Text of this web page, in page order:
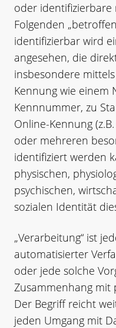
oder identifizierbare
Folgenden
identifizierbar wird
angesehen, die
insbesondere
Kennung wie einem
Kennnummer, zu
Online-Kennung
oder mehreren
identifiziert werden
physischen,
psychischen,
sozialen Identität
„Verarbeitung“ ist
automatisierter
oder jede solche
Zusammenhang mit
Der Begriff reicht
jeden Umgang mit